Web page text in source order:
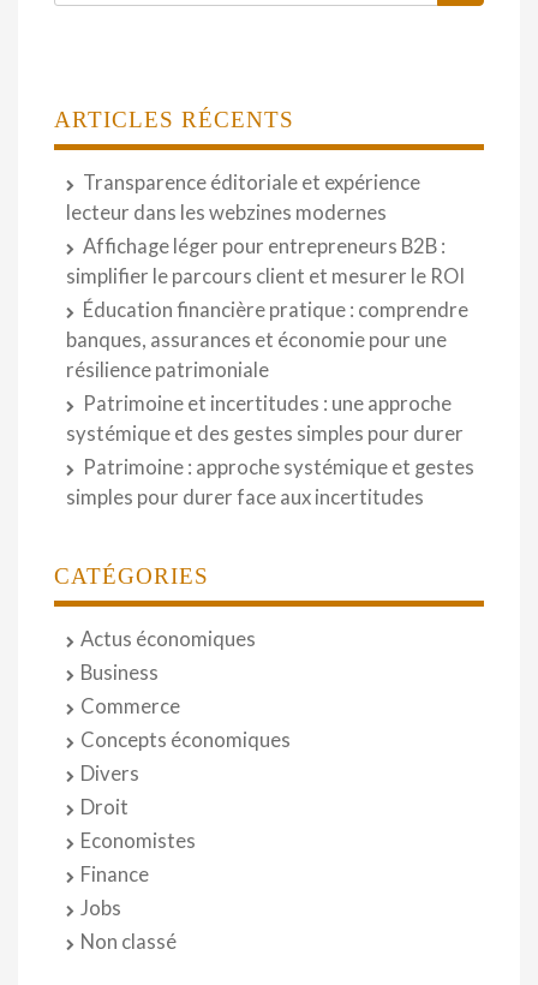
ARTICLES RÉCENTS
Transparence éditoriale et expérience
lecteur dans les webzines modernes
Affichage léger pour entrepreneurs B2B :
simplifier le parcours client et mesurer le ROI
Éducation financière pratique : comprendre
banques, assurances et économie pour une
résilience patrimoniale
Patrimoine et incertitudes : une approche
systémique et des gestes simples pour durer
Patrimoine : approche systémique et gestes
simples pour durer face aux incertitudes
CATÉGORIES
Actus économiques
Business
Commerce
Concepts économiques
Divers
Droit
Economistes
Finance
Jobs
Non classé